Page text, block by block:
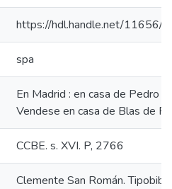
https://hdl.handle.net/11656/
spa
En Madrid : en casa de Pedro
Vendese en casa de Blas de
CCBE. s. XVI. P, 2766
Clemente San Román.